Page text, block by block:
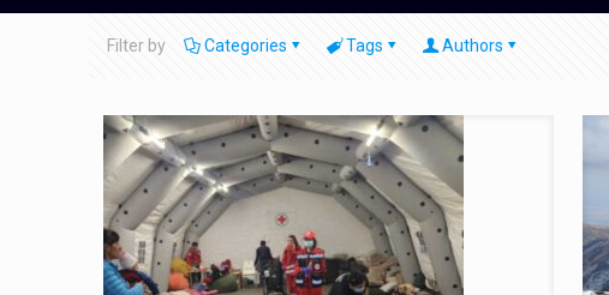
Filter by Categories Tags Authors